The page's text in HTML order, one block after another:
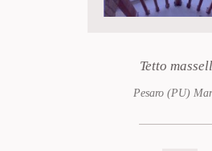
Tetto
Pesaro (PU)